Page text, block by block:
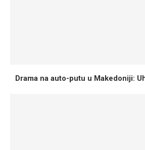
Drama na auto-putu u Makedoniji: